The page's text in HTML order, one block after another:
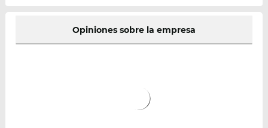
Opiniones sobre la empresa